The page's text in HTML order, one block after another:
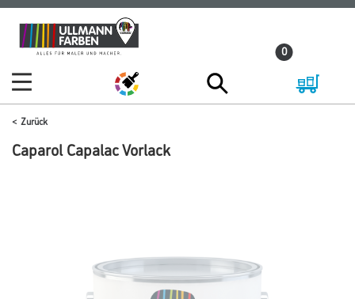
Zum
Inhalt
Zum
Navigationsmenü
0
Zurück
Caparol Capalac Vorlack